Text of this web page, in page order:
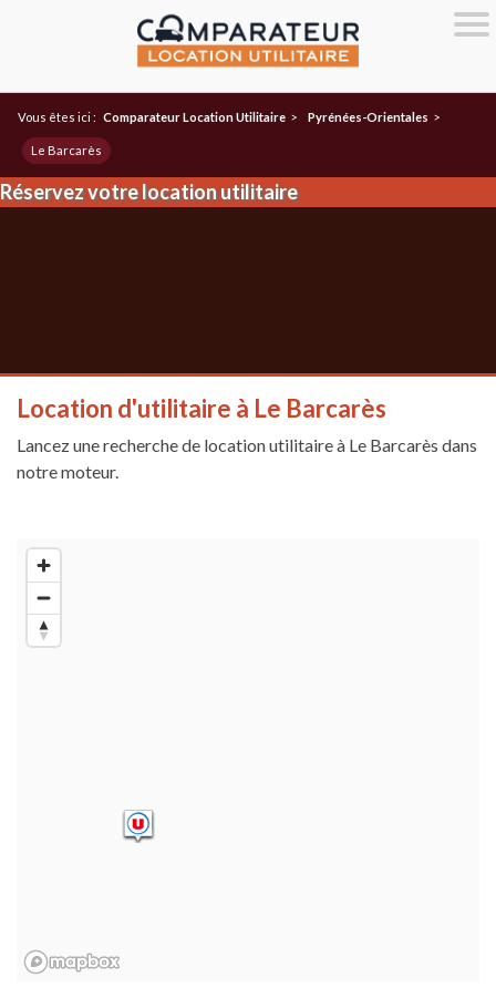
Vous êtes ici : Comparateur Location Utilitaire > Pyrénées-Orientales >
Le Barcarès
Réservez votre location utilitaire
Location d'utilitaire à Le Barcarès
Lancez une recherche de location utilitaire à Le Barcarès dans
notre moteur.